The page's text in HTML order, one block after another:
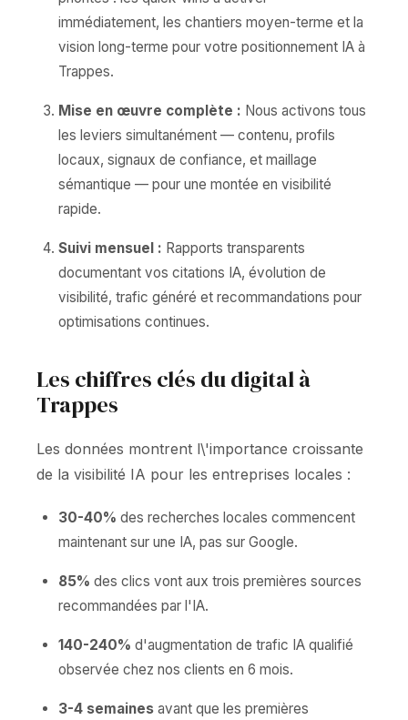
immédiatement, les chantiers moyen-terme et la
vision long-terme pour votre positionnement IA à
Trappes.
Mise en œuvre complète : Nous activons tous
les leviers simultanément — contenu, profils
locaux, signaux de confiance, et maillage
sémantique — pour une montée en visibilité
rapide.
Suivi mensuel : Rapports transparents
documentant vos citations IA, évolution de
visibilité, trafic généré et recommandations pour
optimisations continues.
Les chiffres clés du digital à
Trappes
Les données montrent l\'importance croissante
de la visibilité IA pour les entreprises locales :
30-40% des recherches locales commencent
maintenant sur une IA, pas sur Google.
85% des clics vont aux trois premières sources
recommandées par l'IA.
140-240% d'augmentation de trafic IA qualifié
observée chez nos clients en 6 mois.
3-4 semaines avant que les premières